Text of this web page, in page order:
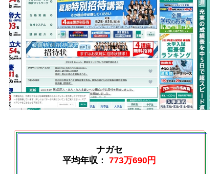
ナガセ
平均年収：773万690円